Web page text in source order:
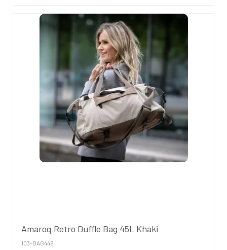
Amaroq Retro Duffle Bag 45L Khaki
103-BAG448